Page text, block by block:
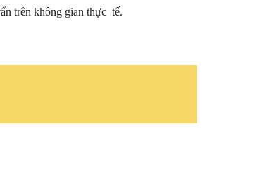
trên không gian thực tế.